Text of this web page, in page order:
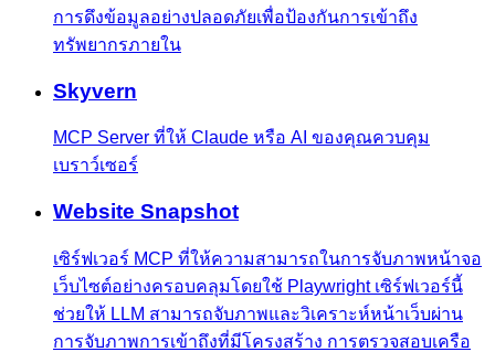
การดึงข้อมูลอย่างปลอดภัยเพื่อป้องกันการเข้าถึง
ทรัพยากรภายใน
Skyvern
MCP Server ที่ให้ Claude หรือ AI ของคุณควบคุม
เบราว์เซอร์
Website Snapshot
เซิร์ฟเวอร์ MCP ที่ให้ความสามารถในการจับภาพหน้าจอ
เว็บไซต์อย่างครอบคลุมโดยใช้ Playwright เซิร์ฟเวอร์นี้
ช่วยให้ LLM สามารถจับภาพและวิเคราะห์หน้าเว็บผ่าน
การจับภาพการเข้าถึงที่มีโครงสร้าง การตรวจสอบเครือ